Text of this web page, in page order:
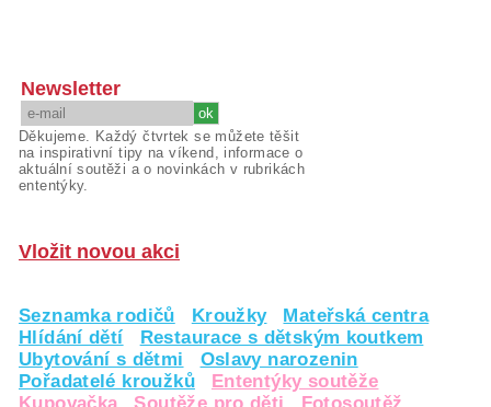
Newsletter
Děkujeme. Každý čtvrtek se můžete těšit
na inspirativní tipy na víkend, informace o
aktuální soutěži a o novinkách v rubrikách
ententýky.
Vložit novou akci
Seznamka rodičů Kroužky
Mateřská centra
Hlídání dětí
Restaurace s dětským koutkem
Ubytování s dětmi
Oslavy narozenin
Pořadatelé kroužků
Ententýky soutěže